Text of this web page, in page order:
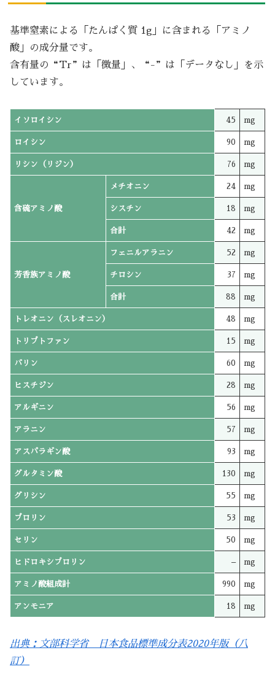
基準窒素による「たんぱく質 1g」に含まれる「アミノ
酸」の成分量です。
含有量の“Tr”は「微量」、“-”は「データなし」を示
しています。
イソロイシン 45 mg
ロイシン 90 mg
リシン（リジン） 76 mg
含硫アミノ酸
メチオニン 24 mg
シスチン 18 mg
合計 42 mg
芳香族アミノ酸
フェニルアラニン 52 mg
チロシン 37 mg
合計 88 mg
トレオニン（スレオニン） 48 mg
トリプトファン 15 mg
バリン 60 mg
ヒスチジン 28 mg
アルギニン 56 mg
アラニン 57 mg
アスパラギン酸 93 mg
グルタミン酸 130 mg
グリシン 55 mg
プロリン 53 mg
セリン 50 mg
ヒドロキシプロリン – mg
アミノ酸組成計 990 mg
アンモニア 18 mg
出典：文部科学省 日本食品標準成分表2020年版（八
訂）